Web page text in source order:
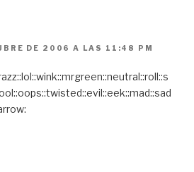
DE 2006 A LAS 11:48 PM